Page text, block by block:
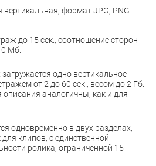
вертикальная, формат JPG, PNG
до 15 сек., соотношение сторон −
Мб.
одно вертикальное
от 2 до 60 сек., весом до 2 Гб.
аналогичны, как и для
одновременно в двух разделах,
клипов, с единственной
ролика, ограниченной 15